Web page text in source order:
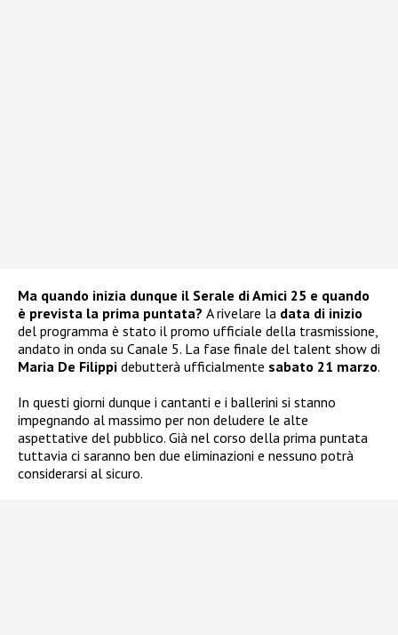
Ma quando inizia dunque il Serale di Amici 25 e quando
è prevista la prima puntata? A rivelare la data di inizio
del programma è stato il promo ufficiale della trasmissione,
andato in onda su Canale 5. La fase finale del talent show di
Maria De Filippi debutterà ufficialmente sabato 21 marzo.
In questi giorni dunque i cantanti e i ballerini si stanno
impegnando al massimo per non deludere le alte
aspettative del pubblico. Già nel corso della prima puntata
tuttavia ci saranno ben due eliminazioni e nessuno potrà
considerarsi al sicuro.